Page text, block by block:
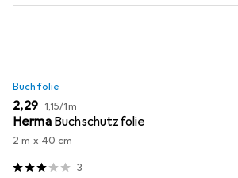
Buchfolie
EUR
2,29 EUR
1,15/1m
Herma Buchschutzfolie
2 m x 40 cm
3